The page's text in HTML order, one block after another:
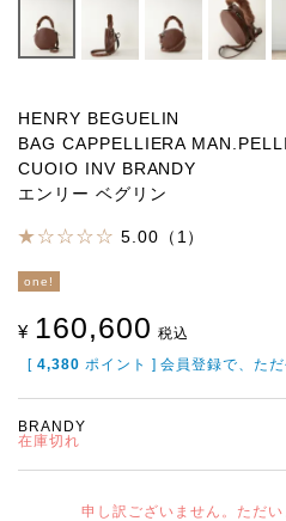
HENRY BEGUELIN
BAG CAPPELLIERA
CUOIO INV BRANDY
エンリー ベグリン
5.00（1）
one!
¥ 160,600 税込
[ 4,380 ポイント ] 会員登録で、た
BRANDY
在庫切れ
申し訳ございません。ただい